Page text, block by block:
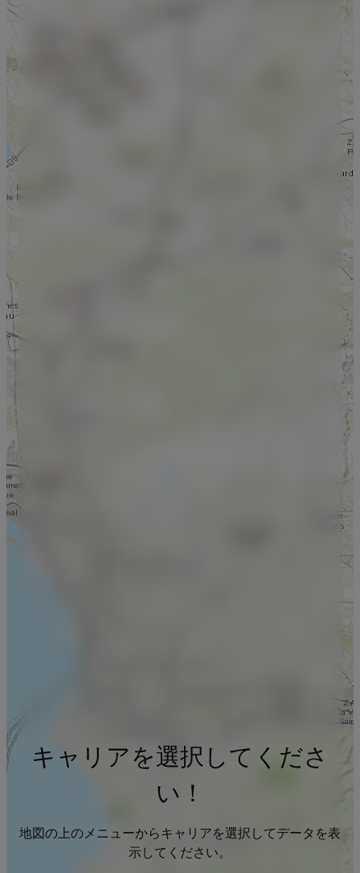
キャリアを選択してくださ
い！
地図の上のメニューからキャリアを選択してデータを表
示してください。